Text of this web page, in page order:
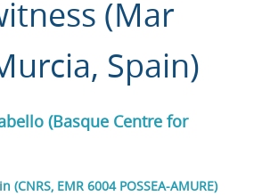
(Mar
Spain)
(Basque Centre for
(CNRS, EMR 6004 POSSEA-AMURE)